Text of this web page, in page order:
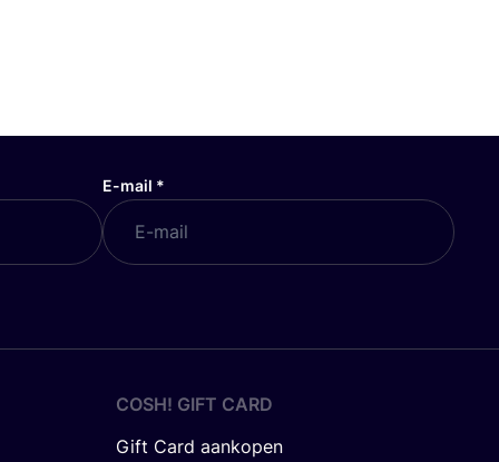
E-mail *
COSH! GIFT CARD
Gift Card aankopen